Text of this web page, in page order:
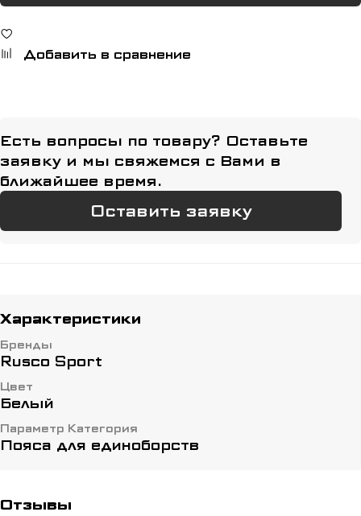
Добавить в сравнение
Есть вопросы по товару? Оставьте
заявку и мы свяжемся с Вами в
ближайшее время.
Оставить заявку
Характеристики
Бренды
Rusco Sport
Цвет
Белый
Параметр Категория
Пояса для единоборств
Отзывы